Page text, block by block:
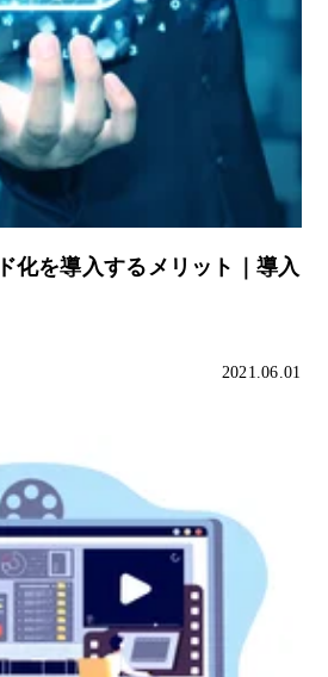
化を導入するメリット｜導入
2021.06.01